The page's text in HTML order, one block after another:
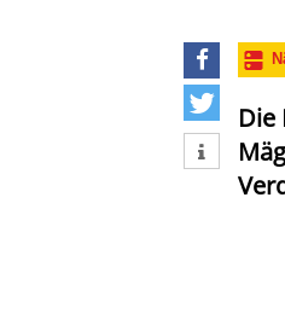
teilen
tweet
Die